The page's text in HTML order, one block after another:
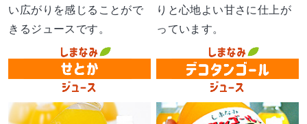
い広がりを感じることがで
きるジュースです。
りと心地よい甘さに仕上が
っています。